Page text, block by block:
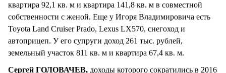
квартира 92,1 кв. м и квартира 141,8 кв. м в совместной
собственности с женой. Еще у Игоря Владимировича есть
Toyota Land Cruiser Prado, Lexus LX570, снегоход и
автоприцеп. У его супруги доход 261 тыс. рублей,
земельный участок 811 кв. м и квартира 67,4 кв. м.
Сергей ГОЛОВАЧЕВ, доходы которого сократились в 2016